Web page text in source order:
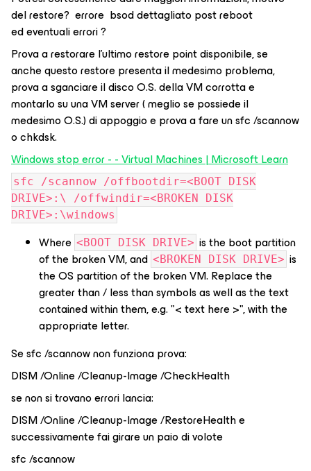
del restore? errore bsod dettagliato post reboot
ed eventuali errori ?
Prova a restorare l’ultimo restore point disponibile, se
anche questo restore presenta il medesimo problema,
prova a sganciare il disco O.S. della VM corrotta e
montarlo su una VM server ( meglio se possiede il
medesimo O.S.) di appoggio e prova a fare un sfc /scannow
o chkdsk.
Windows stop error - - Virtual Machines | Microsoft Learn
sfc /scannow /offbootdir=<BOOT DISK
DRIVE>:\ /offwindir=<BROKEN DISK
DRIVE>:\windows
Where <BOOT DISK DRIVE> is the boot partition
of the broken VM, and <BROKEN DISK DRIVE> is
the OS partition of the broken VM. Replace the
greater than / less than symbols as well as the text
contained within them, e.g. "< text here >", with the
appropriate letter.
Se sfc /scannow non funziona prova:
DISM /Online /Cleanup-Image /CheckHealth
se non si trovano errori lancia:
DISM /Online /Cleanup-Image /RestoreHealth e
successivamente fai girare un paio di volote
sfc /scannow